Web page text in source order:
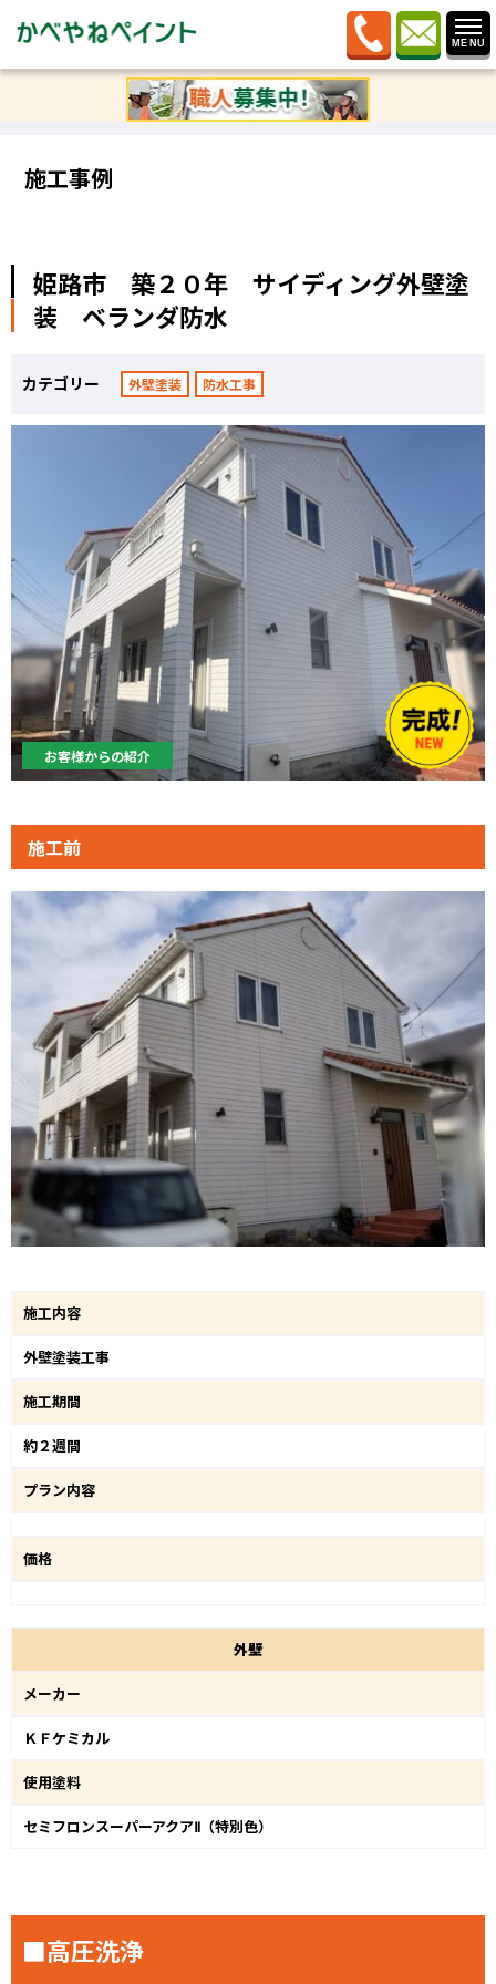
施工事例»姫路市 築２０年 サイディング外
壁塗装 ベランダ防水
施工事例
姫路市 築２０年 サイディング外壁塗
装 ベランダ防水
カテゴリー 外壁塗装 防水工事
お客様からの紹介
施工前
施工内容
外壁塗装工事
施工期間
約２週間
プラン内容
価格
外壁
メーカー
ＫＦケミカル
使用塗料
セミフロンスーパーアクアⅡ（特別色）
■高圧洗浄